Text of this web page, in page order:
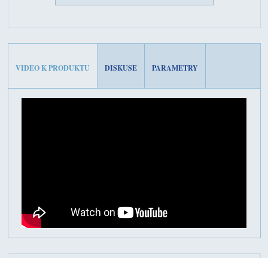
VIDEO K PRODUKTU DISKUSE PARAMETRY